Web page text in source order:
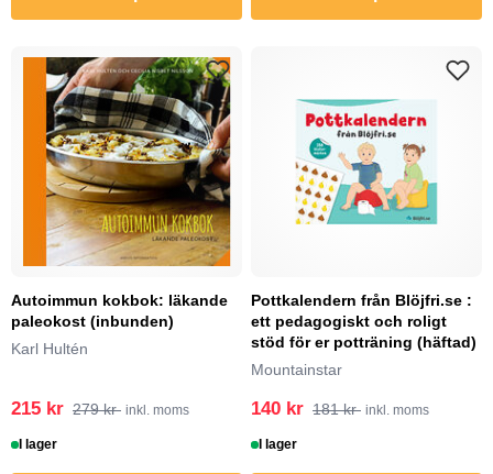
Autoimmun kokbok: läkande
paleokost (inbunden)
Karl Hultén
215 kr 279 kr inkl. moms
I lager
Pottkalendern från Blöjfri.se :
ett pedagogiskt och roligt
stöd för er potträning (häftad)
Mountainstar
140 kr 181 kr inkl. moms
I lager